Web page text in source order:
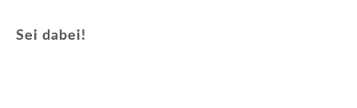
Sei dabei!